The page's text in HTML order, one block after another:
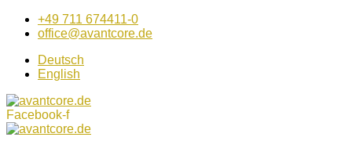
+49 711 674411-0
office@avantcore.de
Deutsch
English
Facebook-f